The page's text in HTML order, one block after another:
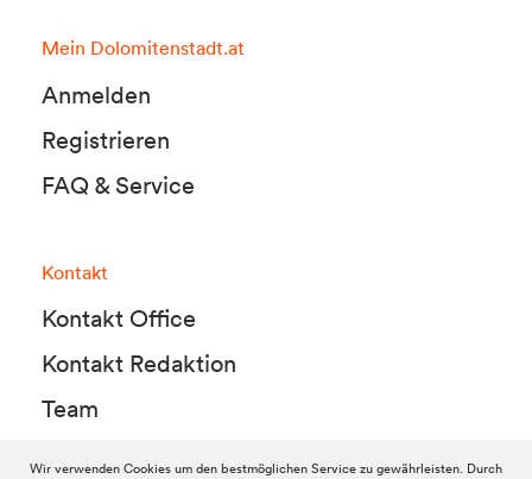
Mein Dolomitenstadt.at
Anmelden
Registrieren
FAQ & Service
Kontakt
Kontakt Office
Kontakt Redaktion
Team
Wir verwenden Cookies um den bestmöglichen Service zu gewährleisten. Durch